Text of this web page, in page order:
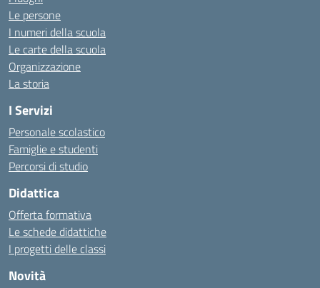
Le persone
I numeri della scuola
Le carte della scuola
Organizzazione
La storia
I Servizi
Personale scolastico
Famiglie e studenti
Percorsi di studio
Didattica
Offerta formativa
Le schede didattiche
I progetti delle classi
Novità